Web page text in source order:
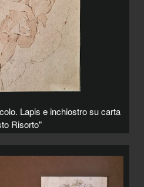
Lapis e inchiostro su carta
Risorto"